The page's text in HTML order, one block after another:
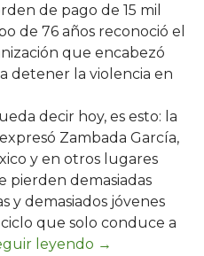
de pago de 15 mil
de 76 años reconoció el
que encabezó
detener la violencia en
decir hoy, es esto: la
Zambada García,
y en otros lugares
pierden demasiadas
y demasiados jóvenes
que solo conduce a